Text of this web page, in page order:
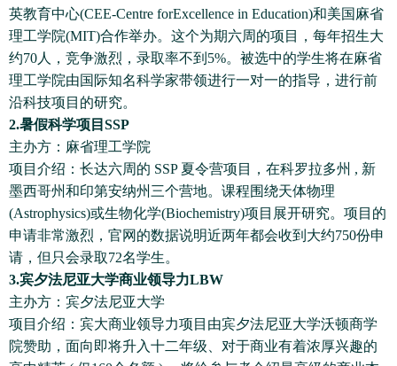
英教育中心(CEE-Centre forExcellence in Education)和美国麻省
理工学院(MIT)合作举办。这个为期六周的项目，每年招生大
约70人，竞争激烈，录取率不到5%。被选中的学生将在麻省
理工学院由国际知名科学家带领进行一对一的指导，进行前
沿科技项目的研究。
2.暑假科学项目SSP
主办方：麻省理工学院
项目介绍：长达六周的 SSP 夏令营项目，在科罗拉多州 , 新
墨西哥州和印第安纳州三个营地。课程围绕天体物理
(Astrophysics)或生物化学(Biochemistry)项目展开研究。项目的
申请非常激烈，官网的数据说明近两年都会收到大约750份申
请，但只会录取72名学生。
3.宾夕法尼亚大学商业领导力LBW
主办方：宾夕法尼亚大学
项目介绍：宾大商业领导力项目由宾夕法尼亚大学沃顿商学
院赞助，面向即将升入十二年级、对于商业有着浓厚兴趣的